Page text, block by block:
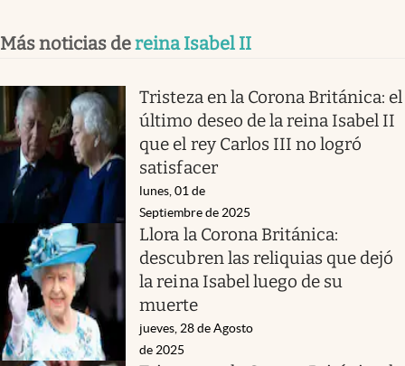
Más noticias dereina Isabel II
Tristeza en la Corona Británica: el
último deseo de la reina Isabel II
que el rey Carlos III no logró
satisfacer
lunes, 01 de
Septiembre de 2025
Llora la Corona Británica:
descubren las reliquias que dejó
la reina Isabel luego de su
muerte
jueves, 28 de Agosto
de 2025